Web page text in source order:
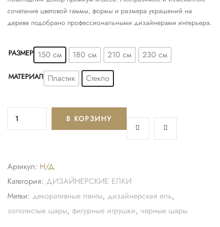
сочетание цветовой гаммы, формы и размера украшений на
дереве подобрано профессиональными дизайнерами интерьера.
РАЗМЕР 150 см 180 см 210 см 230 см
МАТЕРИАЛ Пластик Стекло
В КОРЗИНУ
Артикул: Н/Д
Категория: ДИЗАЙНЕРСКИЕ ЕЛКИ
Метки: декоративные ленты, дизайнерская ель,
золотистые шары, фигурные игрушки, черные шары